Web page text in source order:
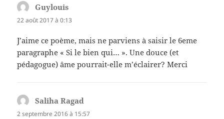
Guylouis
22 août 2017 à 0:13
J’aime ce poème, mais ne parviens à saisir le 6eme
paragraphe « Si le bien qui… ». Une douce (et
pédagogue) âme pourrait-elle m’éclairer? Merci
Saliha Ragad
2 septembre 2016 à 15:57